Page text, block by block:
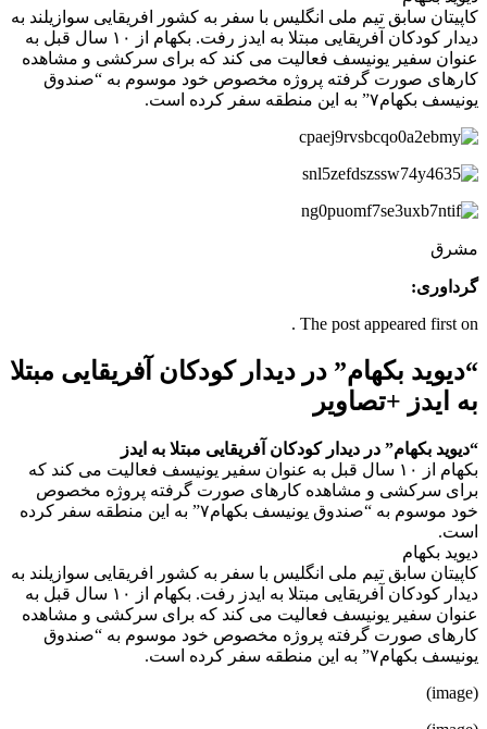
کاپیتان سابق تیم ملی انگلیس با سفر به کشور افریقایی سوازیلند به
دیدار کودکان آفریقایی مبتلا به ایدز رفت. بکهام از ۱۰ سال قبل به
عنوان سفیر یونیسف فعالیت می کند که برای سرکشی و مشاهده
کارهای صورت گرفته پروژه مخصوص خود موسوم به “صندوق
یونیسف بکهام۷” به این منطقه سفر کرده است.
مشرق
گرداوری:
The post appeared first on .
“دیوید بکهام” در دیدار کودکان آفریقایی مبتلا
به ایدز +تصاویر
“دیوید بکهام” در دیدار کودکان آفریقایی مبتلا به ایدز
بکهام از ۱۰ سال قبل به عنوان سفیر یونیسف فعالیت می کند که
برای سرکشی و مشاهده کارهای صورت گرفته پروژه مخصوص
خود موسوم به “صندوق یونیسف بکهام۷” به این منطقه سفر کرده
است.
دیوید بکهام
کاپیتان سابق تیم ملی انگلیس با سفر به کشور افریقایی سوازیلند به
دیدار کودکان آفریقایی مبتلا به ایدز رفت. بکهام از ۱۰ سال قبل به
عنوان سفیر یونیسف فعالیت می کند که برای سرکشی و مشاهده
کارهای صورت گرفته پروژه مخصوص خود موسوم به “صندوق
یونیسف بکهام۷” به این منطقه سفر کرده است.
(image)